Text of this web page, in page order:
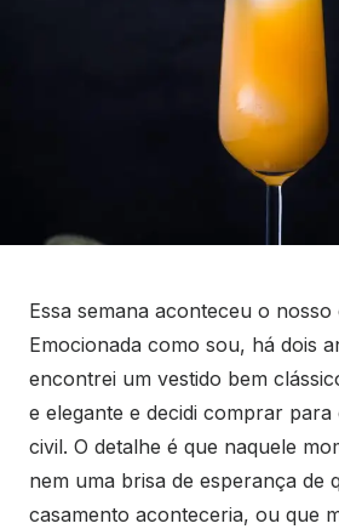
Essa semana aconteceu o nosso
Emocionada como sou, há dois
encontrei um vestido bem
e elegante e decidi comprar
civil. O detalhe é que naquele
nem uma brisa de esperança de
casamento aconteceria, ou que